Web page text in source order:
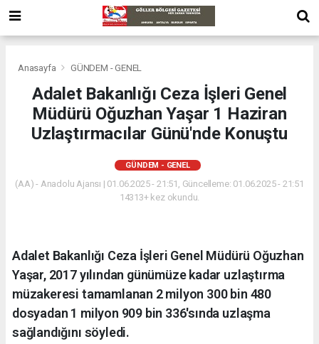
Anasayfa GÜNDEM - GENEL
Adalet Bakanlığı Ceza İşleri Genel
Müdürü Oğuzhan Yaşar 1 Haziran
Uzlaştırmacılar Günü'nde Konuştu
GÜNDEM - GENEL
(AA) - Anadolu Ajansı | 01.06.2025 - 21:51, Güncelleme: 01.06.2025 - 21:51
14313+ kez okundu.
Adalet Bakanlığı Ceza İşleri Genel Müdürü Oğuzhan
Yaşar, 2017 yılından günümüze kadar uzlaştırma
müzakeresi tamamlanan 2 milyon 300 bin 480
dosyadan 1 milyon 909 bin 336'sında uzlaşma
sağlandığını söyledi.